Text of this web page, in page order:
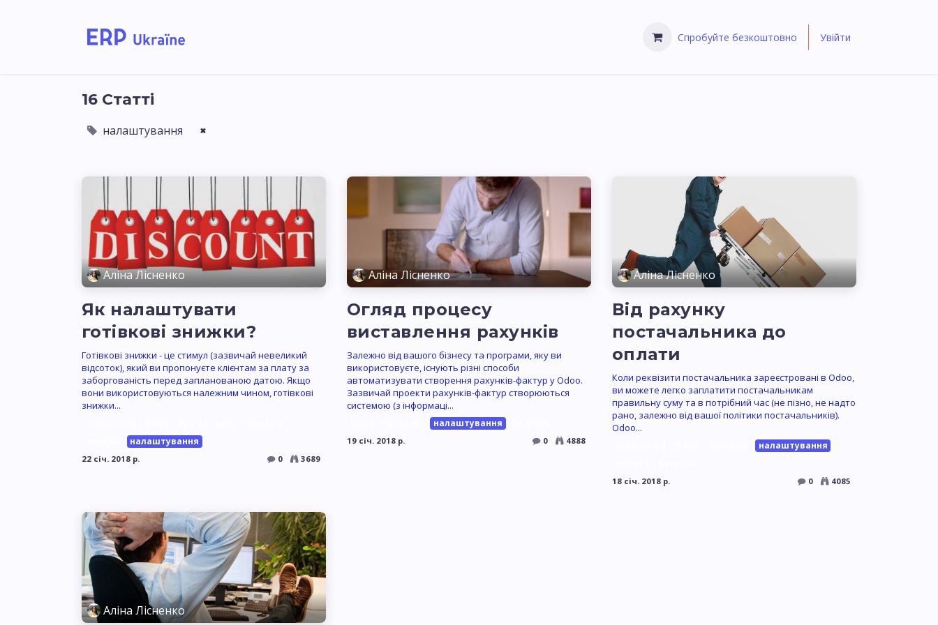
Спробуйте безкоштовно Увійти
16 Статті
налаштування ×
Аліна Лісненко
Як налаштувати
готівкові знижки?
Готівкові знижки - це стимул (зазвичай невеликий
відсоток), який ви пропонуєте клієнтам за плату за
заборгованість перед запланованою датою. Якщо
вони використовуються належним чином, готівкові
знижки...
налаштування
22 січ. 2018 р. 0 3689
Аліна Лісненко
Огляд процесу
виставлення рахунків
Залежно від вашого бізнесу та програми, яку ви
використовуєте, існують різні способи
автоматизувати створення рахунків-фактур у Odoo.
Зазвичай проекти рахунків-фактур створюються
системою (з інформаці...
налаштування
19 січ. 2018 р. 0 4888
Аліна Лісненко
Від рахунку
постачальника до
оплати
Коли реквізити постачальника зареєстровані в Odoo,
ви можете легко заплатити постачальникам
правильну суму та в потрібний час (не пізно, не надто
рано, залежно від вашої політики постачальників).
Odoo...
налаштування
18 січ. 2018 р. 0 4085
Аліна Лісненко